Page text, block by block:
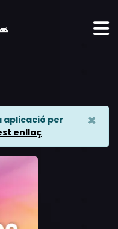
aplicació per
enllaç
×